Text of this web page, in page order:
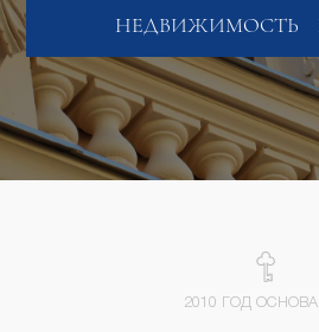
НЕДВИЖИМОСТЬ
2010 ГОД